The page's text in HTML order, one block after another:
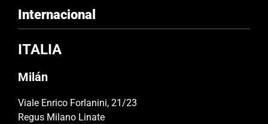
Internacional
ITALIA
Milán
Viale Enrico Forlanini, 21/23
Regus Milano Linate